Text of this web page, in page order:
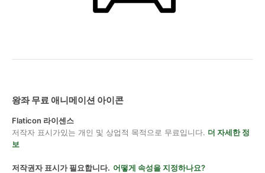
왕좌 무료 애니메이션 아이콘
Flaticon 라이센스
저작자 표시가있는 개인 및 상업적 목적으로 무료입니다. 더 자세한 정
보
저작권자 표시가 필요합니다. 어떻게 속성을 지정하나요?